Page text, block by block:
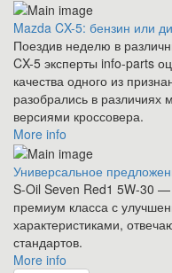
Mazda CX-5: бензин или
Поездив неделю в
CX-5 эксперты info-parts
качества одного из
разобрались в различиях
версиями кроссовера.
More info
Универсальное
S-Oil Seven Red1 5W-30 —
премиум класса с
характеристиками,
стандартов.
More info